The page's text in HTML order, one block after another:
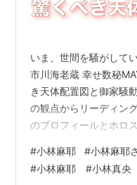
いま、世間を騒がして
市川海老蔵 幸せ数秘
き天体配置図と御家騒
の観点からリーディン
のプロフィールとホロ
占い師生年月日：1979
市 ネイタルチャートか
#小林麻耶 #小林麻耶
#小林麻耶 #小林真